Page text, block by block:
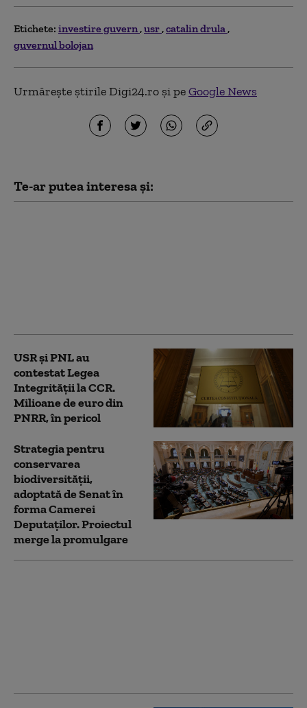
Etichete: investire guvern usr catalin drula
guvernul bolojan
Urmărește știrile Digi24.ro și peGoogle News
Te-ar putea interesa și:
USR și PNL au
contestat Legea
Integrității la CCR.
Milioane de euro din
PNRR, în pericol
Strategia pentru
conservarea
biodiversității,
adoptată de Senat în
forma Camerei
Deputaților. Proiectul
merge la promulgare